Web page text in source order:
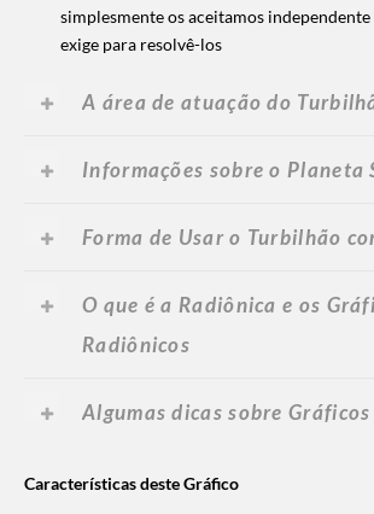
simplesmente os aceitamos
exige para resolvê-los
A área de atuação do
Informações sobre o Planeta
Forma de Usar o Turbilhão
O que é a Radiônica e os
Radiônicos
Algumas dicas sobre
Características deste Gráfico